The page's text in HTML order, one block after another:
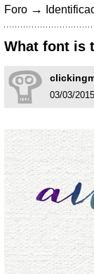
Foro →
What font is
03/03/